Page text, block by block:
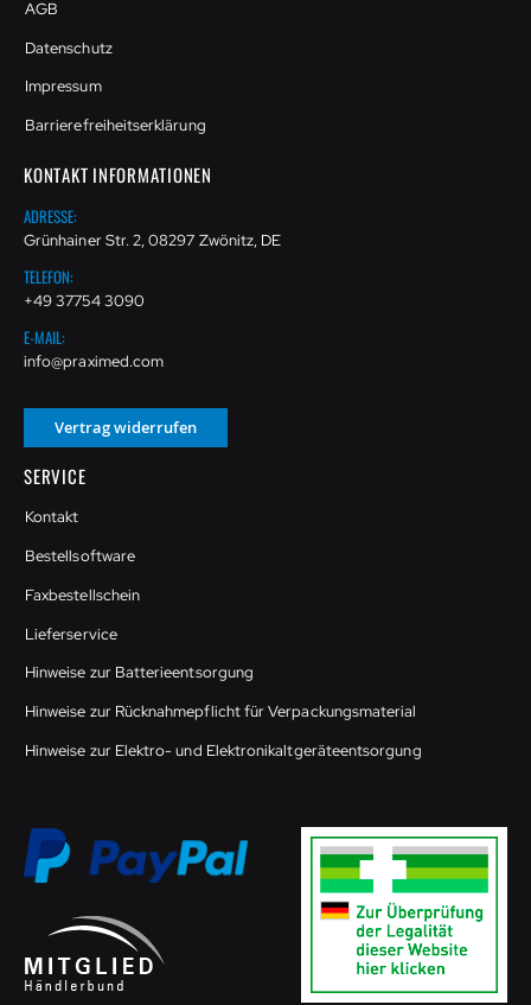
AGB
Datenschutz
Impressum
Barrierefreiheitserklärung
KONTAKT INFORMATIONEN
ADRESSE:
Grünhainer Str. 2, 08297 Zwönitz, DE
TELEFON:
+49 37754 3090
E-MAIL:
info@praximed.com
Vertrag widerrufen
SERVICE
Kontakt
Bestellsoftware
Faxbestellschein
Lieferservice
Hinweise zur Batterieentsorgung
Hinweise zur Rücknahmepflicht für Verpackungsmaterial
Hinweise zur Elektro- und Elektronikaltgeräteentsorgung